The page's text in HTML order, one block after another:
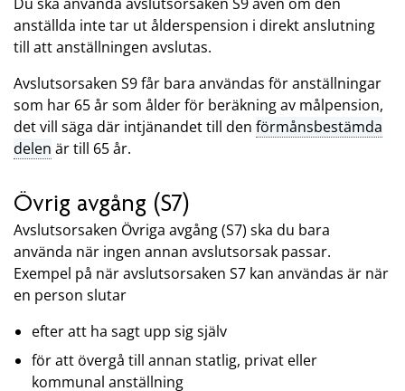
anställda inte tar ut ålderspension i direkt anslutning
till att anställningen avslutas.
Avslutsorsaken S9 får bara användas för anställningar
som har 65 år som ålder för beräkning av målpension,
det vill säga där intjänandet till den förmånsbestämda
delen är till 65 år.
Övrig avgång (S7)
Avslutsorsaken Övriga avgång (S7) ska du bara
använda när ingen annan avslutsorsak passar.
Exempel på när avslutsorsaken S7 kan användas är när
en person slutar
efter att ha sagt upp sig själv
för att övergå till annan statlig, privat eller
kommunal anställning